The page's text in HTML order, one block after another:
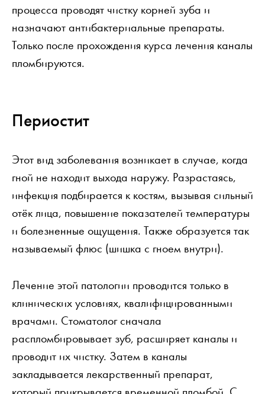
процесса проводят чистку корней зуба и
назначают антибактериальные препараты.
Только после прохождения курса лечения каналы
пломбируются.
Периостит
Этот вид заболевания возникает в случае, когда
гной не находит выхода наружу. Разрастаясь,
инфекция подбирается к костям, вызывая сильный
отёк лица, повышение показателей температуры
и болезненные ощущения. Также образуется так
называемый флюс (шишка с гноем внутри).
Лечение этой патологии проводится только в
клинических условиях, квалифицированными
врачами. Стоматолог сначала
распломбировывает зуб, расширяет каналы и
проводит их чистку. Затем в каналы
закладывается лекарственный препарат,